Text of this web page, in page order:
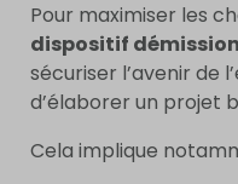
Pour maximiser les
dispositif
sécuriser l’avenir de
d’élaborer un projet
Cela implique